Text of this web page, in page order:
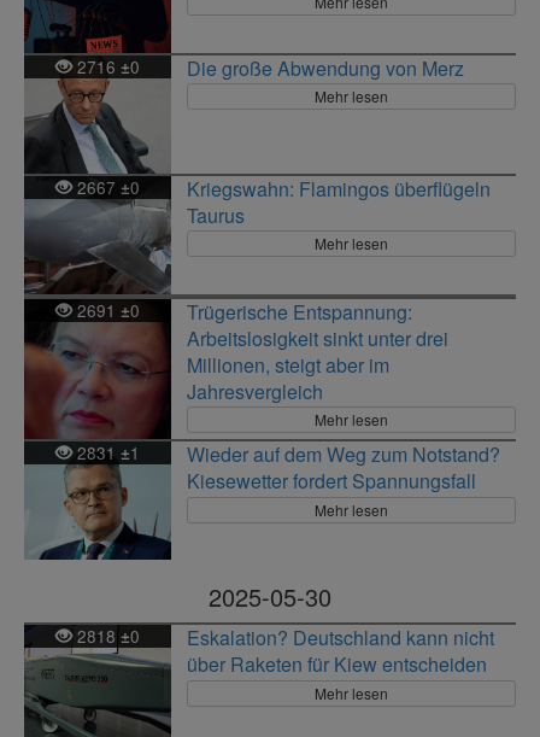
2716 ±0 Die große Abwendung von Merz
Mehr lesen
2667 ±0
Kriegswahn: Flamingos überflügeln
Taurus
Mehr lesen
2691 ±0
Trügerische Entspannung:
Arbeitslosigkeit sinkt unter drei
Millionen, steigt aber im
Jahresvergleich
Mehr lesen
2831 ±1
Wieder auf dem Weg zum Notstand?
Kiesewetter fordert Spannungsfall
Mehr lesen
2025-05-30
2818 ±0
Eskalation? Deutschland kann nicht
über Raketen für Kiew entscheiden
Mehr lesen